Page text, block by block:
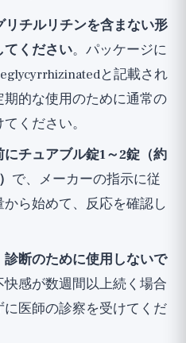
チルリチンを含まない形
てください。パッケージに
と記載され
的な使用のために通常の
ください。
チュアブル錠1～2錠（約
で、メーカーの指示に従
ら始めて、反応を確認し
断のために使用しないで
快感が数週間以上続く場合
医師の診察を受けてくだ